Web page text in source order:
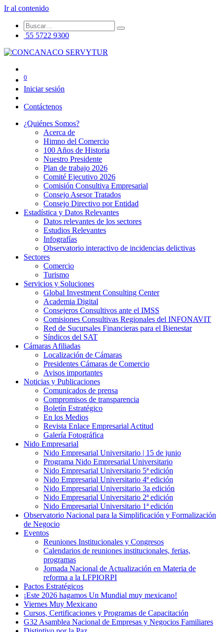
Ir al contenido
55 5722 9300
0
Iniciar sesión
Contáctenos
¿Quiénes Somos?
Acerca de
Himno del Comercio
100 Años de Historia
Nuestro Presidente
Plan de trabajo 2026
Comité Ejecutivo 2026
Comisión Consultiva Empresarial
Consejo Asesor Tratados
Consejo Directivo por Entidad
Estadística y Datos Relevantes
Datos relevantes de los sectores
Estudios Relevantes
Infografías
Observatorio interactivo de incidencias delictivas
Sectores
Comercio
Turismo
Servicios y Soluciones
Global Investment Consulting Center
Academia Digital
Consejeros Consultivos ante el IMSS
Comisiones Consultivas Regionales del INFONAVIT
Red de Sucursales Financieras para el Bienestar
Síndicos del SAT
Cámaras Afiliadas
Localización de Cámaras
Presidentes Cámaras de Comercio
Avisos importantes
Noticias y Publicaciones
Comunicados de prensa
Compromisos de transparencia
Boletín Estratégico
En los Medios
Revista Enlace Empresarial Actitud
Galería Fotográfica
Nido Empresarial
Nido Empresarial Universitario | 15 de junio
Programa Nido Empresarial Universitario
Nido Empresarial Universitario 5ª edición
Nido Empresarial Universitario 4ª edición
Nido Empresarial Universitario 3a edición
Nido Empresarial Universitario 2ª edición
Nido Empresarial Universitario 1ª edición
Observatorio Nacional para la Simplificación y Formalización
de Negocio
Eventos
Reuniones Institucionales y Congresos
Calendarios de reuniones institucionales, ferias,
programas
Jornada Nacional de Actualización en Materia de
reforma a la LFPIORPI
Pactos Estratégicos
¡Este 2026 hagamos Un Mundial muy mexicano!
Viernes Muy Mexicano
Cursos, Certificaciones y Programas de Capacitación
G32 Asamblea Nacional de Empresas y Negocios Familiares